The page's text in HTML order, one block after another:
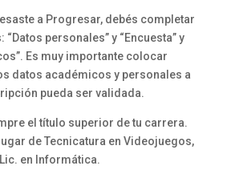
a Progresar, debés completar
“Datos personales” y “Encuesta” y
Es muy importante colocar
datos académicos y personales a
pueda ser validada.
el título superior de tu carrera.
de Tecnicatura en Videojuegos,
en Informática.